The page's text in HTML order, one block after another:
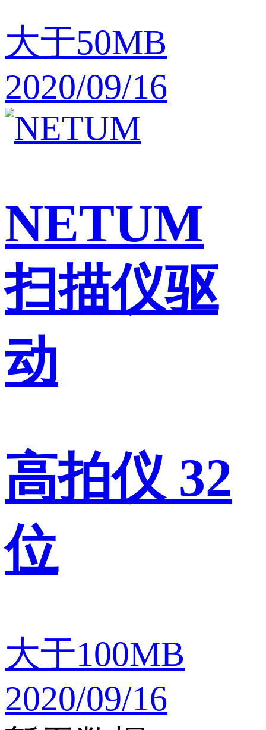
大于50MB
2020/09/16
NETUM
扫描仪驱
动
高拍仪 32
位
大于100MB
2020/09/16